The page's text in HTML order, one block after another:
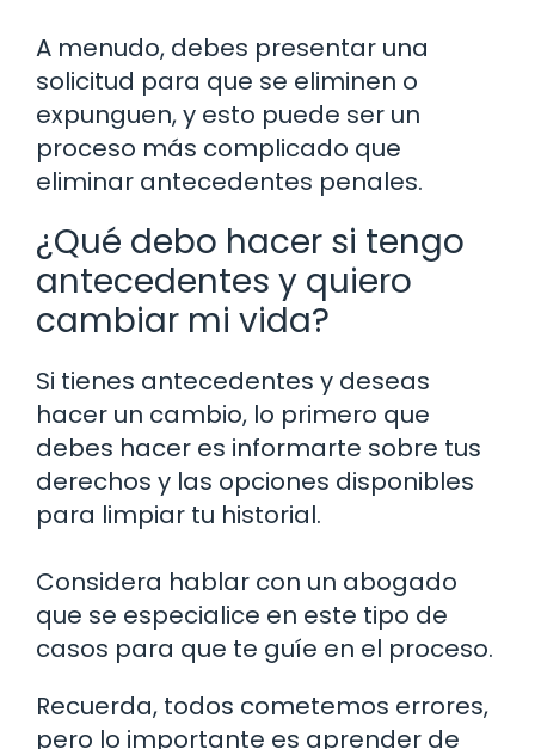
A menudo, debes presentar una
solicitud para que se eliminen o
expunguen, y esto puede ser un
proceso más complicado que
eliminar antecedentes penales.
¿Qué debo hacer si tengo
antecedentes y quiero
cambiar mi vida?
Si tienes antecedentes y deseas
hacer un cambio, lo primero que
debes hacer es informarte sobre tus
derechos y las opciones disponibles
para limpiar tu historial.
Considera hablar con un abogado
que se especialice en este tipo de
casos para que te guíe en el proceso.
Recuerda, todos cometemos errores,
pero lo importante es aprender de